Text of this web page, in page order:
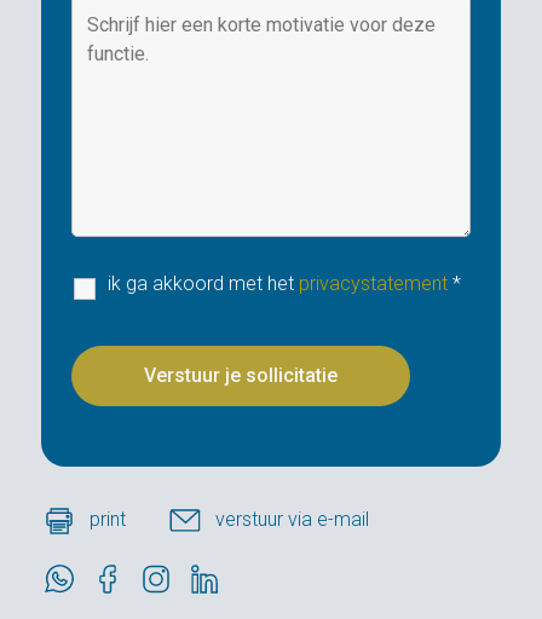
ik ga akkoord met het privacystatement*
print verstuur via e-mail